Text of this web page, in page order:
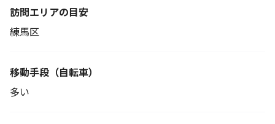
訪問エリアの目安
練馬区
移動手段 （自転車）
多い